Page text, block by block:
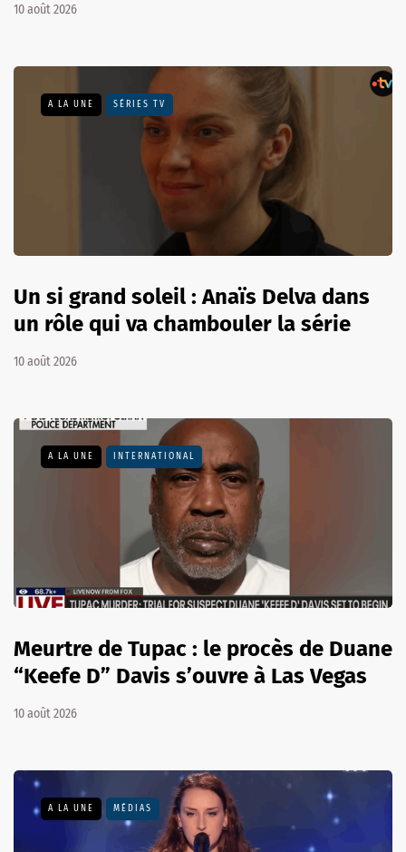
10 août 2026
A LA UNE SÉRIES TV
Un si grand soleil : Anaïs Delva dans
un rôle qui va chambouler la série
10 août 2026
A LA UNE INTERNATIONAL
Meurtre de Tupac : le procès de Duane
“Keefe D” Davis s’ouvre à Las Vegas
10 août 2026
A LA UNE MÉDIAS